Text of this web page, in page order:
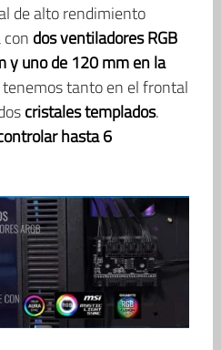
de alto rendimiento
dos ventiladores RGB
y uno de 120 mm en la
tenemos tanto en el frontal
cristales templados.
hasta 6